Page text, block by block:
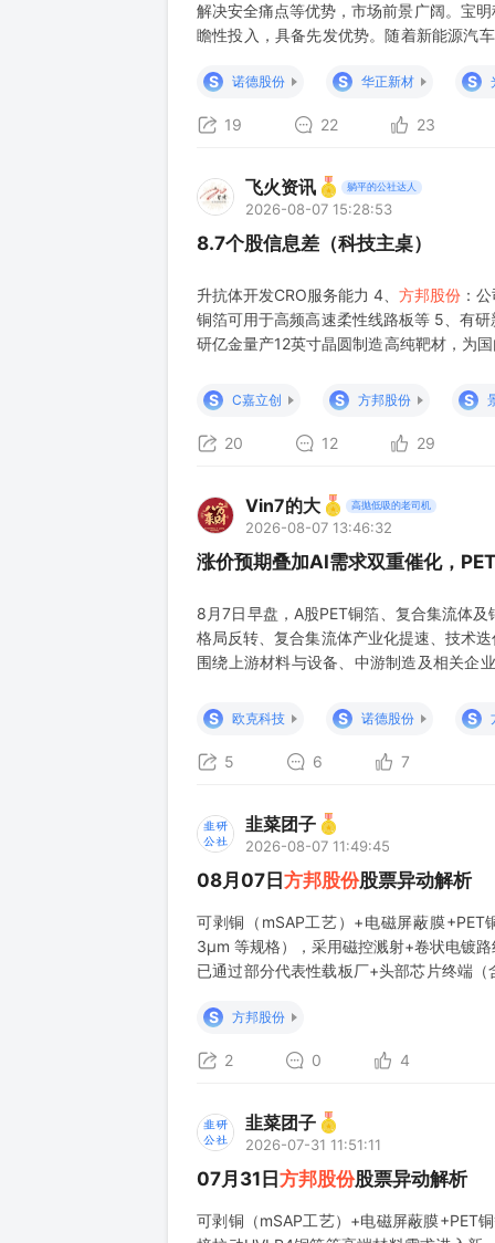
解决安全痛点等优势，市场前景广阔。宝
瞻性投入，具备先发优势。随着新能源汽
S
诺德股份 S 华正新材 S
19 22 23
飞火资讯 躺平的公社达人
2026-08-07 15:28:53
8.7个股信息差（科技主桌）
升抗体开发CRO服务能力 4、 方邦股份 ：
铜箔可用于高频高速柔性线路板等 5、有
研亿金量产12英寸晶圆制造高纯靶材，为
司微波器件产品（如微波双工器、微波滤波
S C嘉立创 S 方邦股份 S
20 12 29
Vin7的大 高抛低吸的老司机
2026-08-07 13:46:32
涨价预期叠加AI需求双重催化，
8月7日早盘，A股PET铜箔、复合集流体
格局反转、复合集流体产业化提速、技术
围绕上游材料与设备、中游制造及相关企
转向电子电路铜箔，锂电铜箔供需缺口
案，资金
S 欧克科技 S 诺德股份 S
5 6 7
韭菜团子
2026-08-07 11:49:45
08月07日 方邦股份股票异动解析
可剥铜（mSAP工艺）+电磁屏蔽膜
3μm 等规格），采用磁控溅射+卷状电镀
已通过部分代表性载板厂+头部芯片终端
从23Q
S 方邦股份
2 0 4
韭菜团子
2026-07-31 11:51:11
07月31日 方邦股份股票异动解析
可剥铜（mSAP工艺）+电磁屏蔽膜+PET